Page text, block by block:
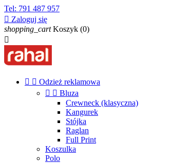
Tel: 791 487 957
 Zaloguj się
shopping_cart Koszyk (0)

  Odzież reklamowa
  Bluza
Crewneck (klasyczna)
Kangurek
Stójka
Raglan
Full Print
Koszulka
Polo